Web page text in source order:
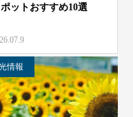
坊靖寧 のじまスコーラ
ットおすすめ10選
情報